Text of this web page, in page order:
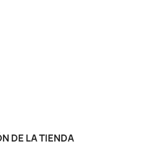
DE LA TIENDA